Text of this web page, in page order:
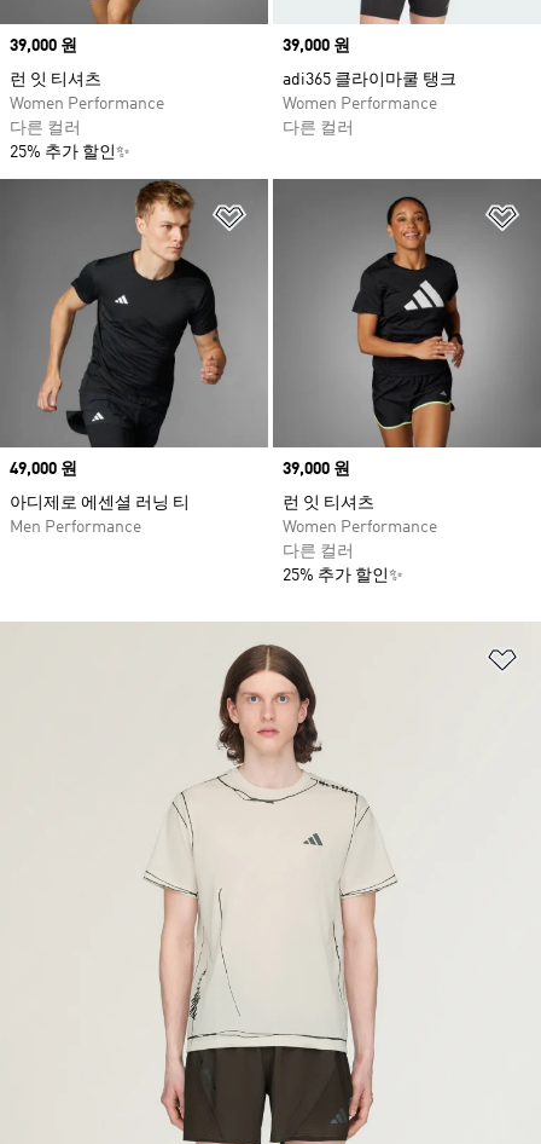
Price
39,000 원
런 잇 티셔츠
Women Performance
다른 컬러
25% 추가 할인✨
Price
39,000 원
adi365 클라이마쿨 탱크
Women Performance
다른 컬러
위시리스트 담기
Price
49,000 원
아디제로 에센셜 러닝 티
Men Performance
Price
39,000 원
런 잇 티셔츠
Women Performance
다른 컬러
25% 추가 할인✨